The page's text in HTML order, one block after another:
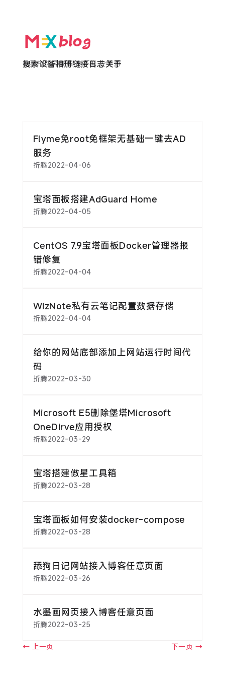
欲买桂花同载酒 终不似 少年游
搜索设备相册链接日志关于
Flyme免root免框架无基础一键去AD
服务
折腾2022-04-06
宝塔面板搭建AdGuard Home
折腾2022-04-05
CentOS 7.9宝塔面板Docker管理器报
错修复
折腾2022-04-04
WizNote私有云笔记配置数据存储
折腾2022-04-04
给你的网站底部添加上网站运行时间代
码
折腾2022-03-30
Microsoft E5删除堡塔Microsoft
OneDirve应用授权
折腾2022-03-29
宝塔搭建傲星工具箱
折腾2022-03-28
宝塔面板如何安装docker-compose
折腾2022-03-28
舔狗日记网站接入博客任意页面
折腾2022-03-26
水墨画网页接入博客任意页面
折腾2022-03-25
← 上一页 下一页 →